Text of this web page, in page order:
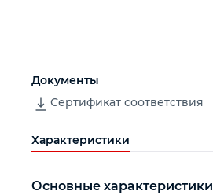
Документы
Сертификат соответствия
Характеристики
Основные характеристики